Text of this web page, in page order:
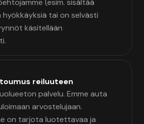
(esim. sisältää
hyökkäyksiä tai on selvästi
käsitellään
reiluuteen
palvelu. Emme auta
arvostelujaan.
on tarjota luotettavaa ja